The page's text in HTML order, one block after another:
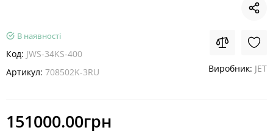
В наявності
Код: JWS-34KS-400
Артикул: 708502K-3RU Виробник: JET
151000.00грн